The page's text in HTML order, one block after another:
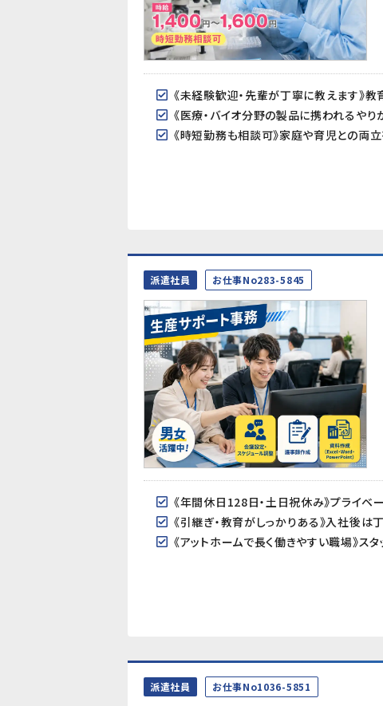
派遣社員 お仕事No283-5845
《年間休日128日・土日祝休み》プライベ
《引継ぎ・教育がしっかりある》入社後
派遣社員 お仕事No1036-5851